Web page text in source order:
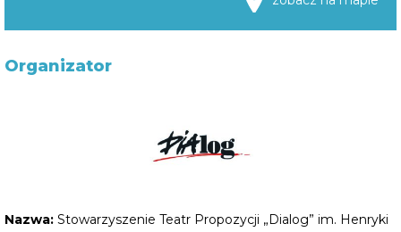
Organizator
Nazwa: Stowarzyszenie Teatr Propozycji „Dialog” im. Henryki